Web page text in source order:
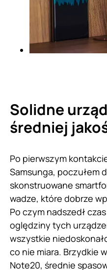
Solidne
średniej
Po pierwszym
Samsunga, poczułem
skonstruowane
wadze, które dobrze
Po czym nadszedł
oględziny tych
wszystkie
co nie miara. Brzydkie
Note20, średnie